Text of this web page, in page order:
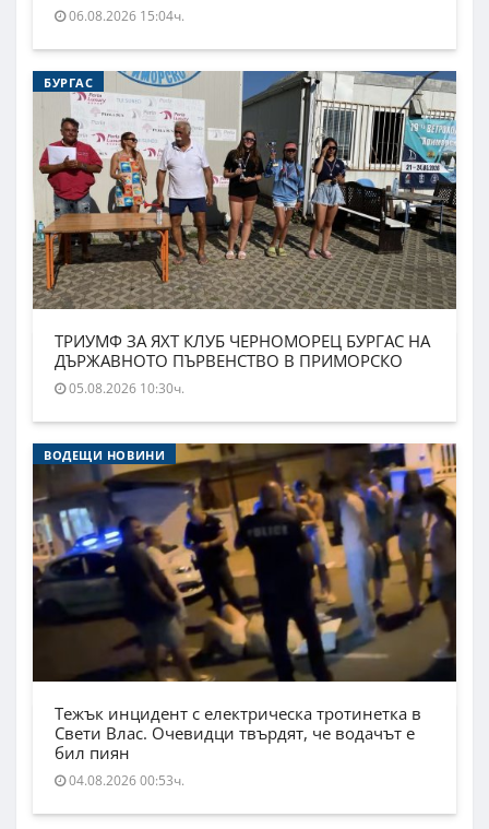
06.08.2026 15:04ч.
БУРГАС
ТРИУМФ ЗА ЯХТ КЛУБ ЧЕРНОМОРЕЦ БУРГАС НА
ДЪРЖАВНОТО ПЪРВЕНСТВО В ПРИМОРСКО
05.08.2026 10:30ч.
ВОДЕЩИ НОВИНИ
Тежък инцидент с електрическа тротинетка в
Свети Влас. Очевидци твърдят, че водачът е
бил пиян
04.08.2026 00:53ч.